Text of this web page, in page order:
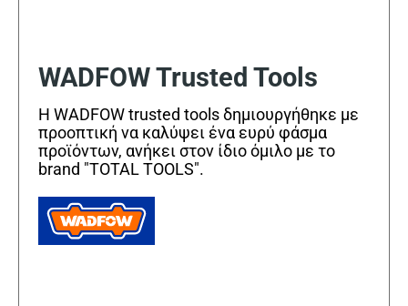
WADFOW Trusted Tools
Η WADFOW trusted tools δημιουργήθηκε με
προοπτική να καλύψει ένα ευρύ φάσμα
προϊόντων, ανήκει στον ίδιο όμιλο με το
brand "TOTAL TOOLS".